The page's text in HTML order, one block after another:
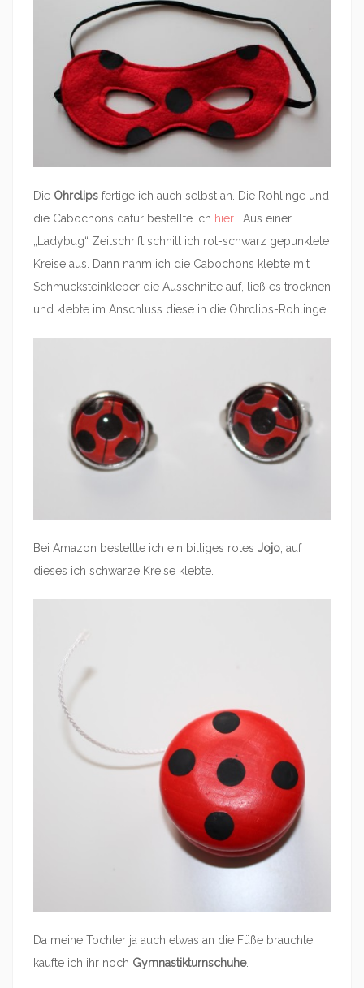
Die Ohrclips fertige ich auch selbst an. Die Rohlinge und
die Cabochons dafür bestellte ich hier . Aus einer
„Ladybug“ Zeitschrift schnitt ich rot-schwarz gepunktete
Kreise aus. Dann nahm ich die Cabochons klebte mit
Schmucksteinkleber die Ausschnitte auf, ließ es trocknen
und klebte im Anschluss diese in die Ohrclips-Rohlinge.
Bei Amazon bestellte ich ein billiges rotes Jojo , auf
dieses ich schwarze Kreise klebte.
Da meine Tochter ja auch etwas an die Füße brauchte,
kaufte ich ihr noch Gymnastikturnschuhe.